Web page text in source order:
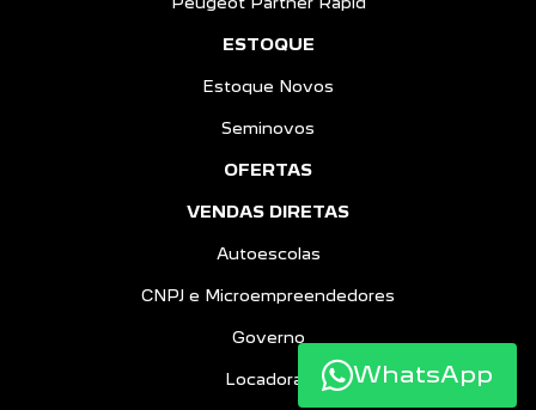
ESTOQUE
Estoque Novos
Seminovos
OFERTAS
VENDAS DIRETAS
Autoescolas
CNPJ e Microempreendedores
Governo
Locadoras WhatsApp